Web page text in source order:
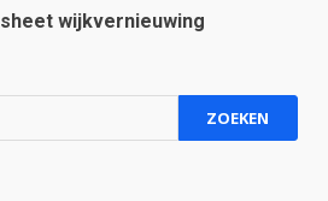
wijkvernieuwing